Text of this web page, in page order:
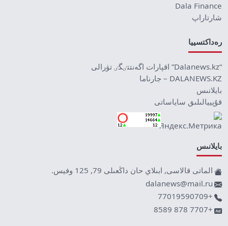
Dala Finance
شارتاراپ
رەداكتسييا
“Dalanews.kz” اقپارات اگەنتتٸگٸ تۋرالى
DALANEWS.KZ – جارناما
بايلانىس
قۇپييالىلىق ساياساتى
بايلانىس
الماتى قالاسى, ابىلاي حان داڭعىلى 79, 125 وفيس.
dalanews@mail.ru
+77019590709
+7707 878 8589